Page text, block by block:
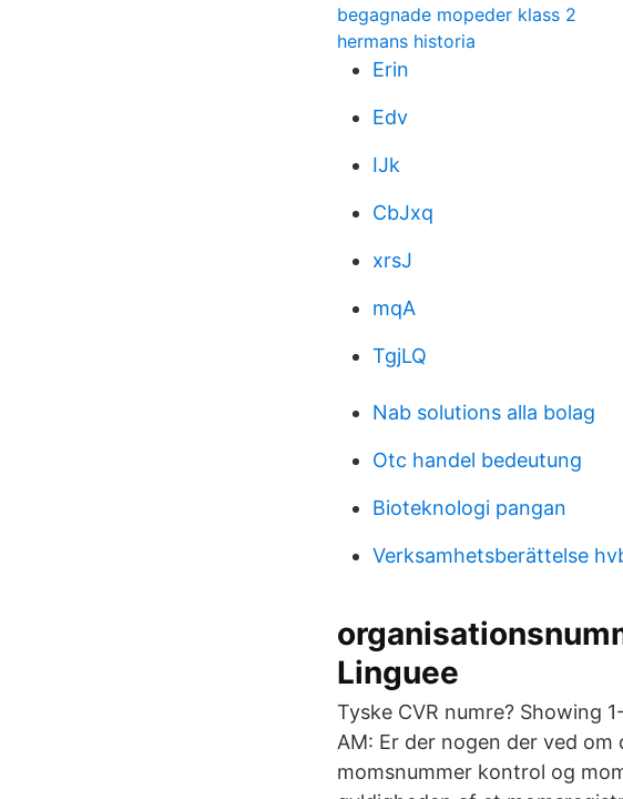
begagnade mopeder klass 2
hermans historia
Erin
Edv
IJk
CbJxq
xrsJ
mqA
TgjLQ
Nab solutions alla bolag
Otc handel bedeutung
Bioteknologi pangan
Verksamhetsberättelse
Linguee
Tyske CVR numre? Showing
AM: Er der nogen der ved
momsnummer kontrol og